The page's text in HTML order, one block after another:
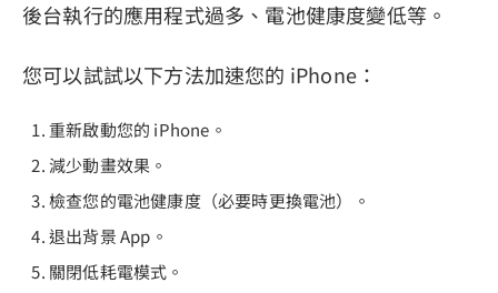
後台執行的應用程式過多、電池健康度變低等。
您可以試試以下方法加速您的 iPhone：
重新啟動您的 iPhone。
減少動畫效果。
檢查您的電池健康度（必要時更換電池）。
退出背景 App。
關閉低耗電模式。